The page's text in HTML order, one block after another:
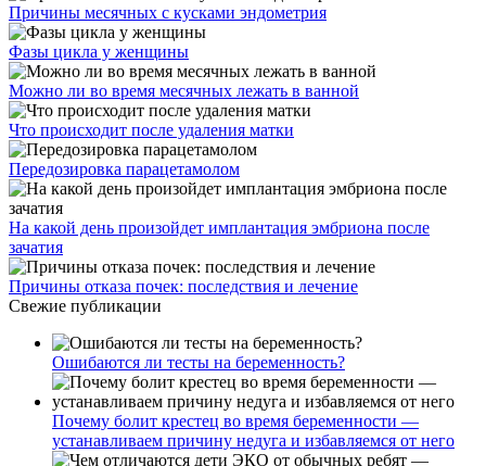
Причины месячных с кусками эндометрия
Фазы цикла у женщины
Можно ли во время месячных лежать в ванной
Что происходит после удаления матки
Передозировка парацетамолом
На какой день произойдет имплантация эмбриона после
зачатия
Причины отказа почек: последствия и лечение
Свежие публикации
Ошибаются ли тесты на беременность?
Почему болит крестец во время беременности —
устанавливаем причину недуга и избавляемся от него